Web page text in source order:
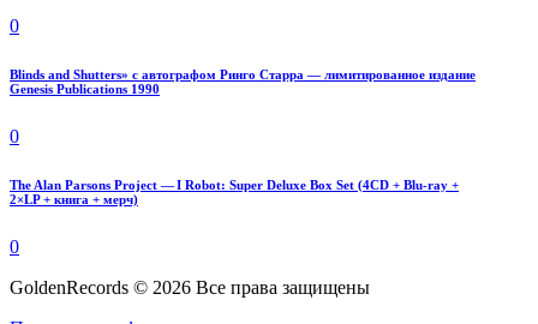
0
Blinds and Shutters» с автографом Ринго Старра — лимитированное издание
Genesis Publications 1990
0
The Alan Parsons Project — I Robot: Super Deluxe Box Set (4CD + Blu-ray +
2×LP + книга + мерч)
0
GoldenRecords © 2026 Все права защищены